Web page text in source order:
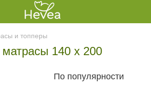
и топперы
140 х 200
По популярности